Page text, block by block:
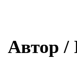
Автор /